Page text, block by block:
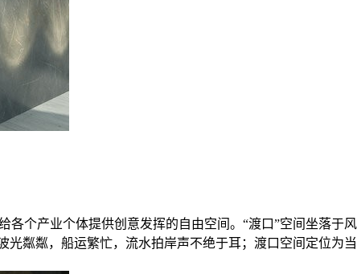
个产业个体提供创意发挥的自由空间。“渡口”空间坐落于
粼粼，船运繁忙，流水拍岸声不绝于耳；渡口空间定位为